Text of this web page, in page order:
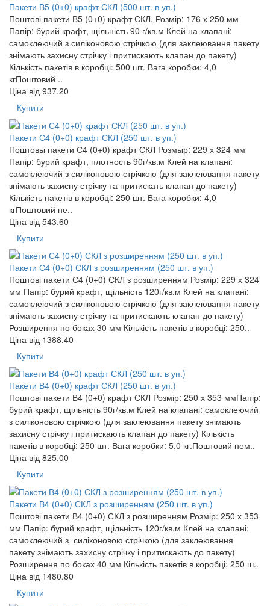
Пакети В5 (0+0) крафт СКЛ (500 шт. в уп.)
Поштові пакети В5 (0+0) крафт СКЛ. Розмір: 176 х 250 мм
Папір: бурий крафт, щільність 90 г/кв.м Клей на клапані:
самоклеючий з силіконовою стрічкою (для заклеювання пакету
знімають захисну стрічку і притискають клапан до пакету)
Кількість пакетів в коробці: 500 шт. Вага коробки: 4,0
кгПоштовий ..
Ціна від 937.20
Купити
Пакети С4 (0+0) крафт СКЛ (250 шт. в уп.)
Поштовы пакети С4 (0+0) крафт СКЛ Розмыр: 229 х 324 мм
Папір: бурий крафт, плотность 90г/кв.м Клей на клапані:
самоклеючий з силіконовою стрічкою (для заклеювання пакету
знімають захисну стрічку та притискать клапан до пакету)
Кількість пакетів в коробці: 250 шт. Вага коробки: 4,0
кгПоштовий не..
Ціна від 543.60
Купити
Пакети С4 (0+0) СКЛ з розширенням (250 шт. в уп.)
Поштові пакети С4 (0+0) СКЛ з розширенням Розмір: 229 х 324
мм Папір: бурий крафт, щільність 120г/кв.м Клей на клапані:
самоклеючий з силіконовою стрічкою (для заклеювання пакету
знімають захисну стрічку та притискають клапан до пакету)
Розширення по боках 30 мм Кількість пакетів в коробці: 250..
Ціна від 1388.40
Купити
Пакети В4 (0+0) крафт СКЛ (250 шт. в уп.)
Поштові пакети В4 (0+0) крафт СКЛ Розмір: 250 х 353 ммПапір:
бурий крафт, щільність 90г/кв.м Клей на клапані: самоклеючий
з силіконовою стрічкою (для заклеювання пакету знімають
захисну стрічку і притискають клапан до пакету) Кількість
пакетів в коробці: 250 шт. Вага коробки: 5,0 кг.Поштовий нем..
Ціна від 825.00
Купити
Пакети В4 (0+0) СКЛ з розширенням (250 шт. в уп.)
Поштові пакети В4 (0+0) СКЛ з розширенням Розмір: 250 х 353
мм Папір: бурий крафт, щільність 120г/кв.м Клей на клапані:
самоклеючий з силіконовою стрічкою (для заклеювання
пакету знімають захисну стрічку і притискають до пакету)
Розширення по боках 40 мм Кількість пакетів в коробці: 250 ш..
Ціна від 1480.80
Купити